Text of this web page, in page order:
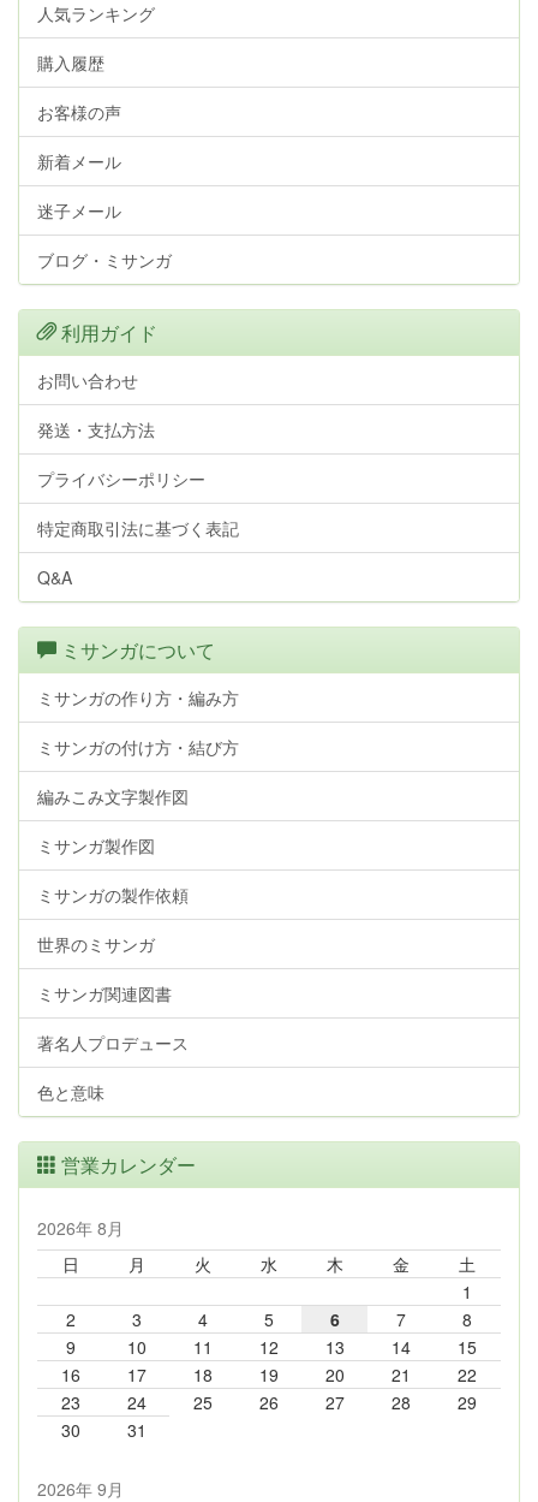
人気ランキング
購入履歴
お客様の声
新着メール
迷子メール
ブログ・ミサンガ
利用ガイド
お問い合わせ
発送・支払方法
プライバシーポリシー
特定商取引法に基づく表記
Q&A
ミサンガについて
ミサンガの作り方・編み方
ミサンガの付け方・結び方
編みこみ文字製作図
ミサンガ製作図
ミサンガの製作依頼
世界のミサンガ
ミサンガ関連図書
著名人プロデュース
色と意味
営業カレンダー
2026年 8月
日
月 火 水 木 金
土
1
2
3 4 5 6 7
8
9
10 11 12 13 14
15
16
17 18 19 20 21
22
23
24 25 26 27 28
29
30
31
2026年 9月